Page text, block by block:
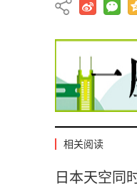
相关阅读
日本天空同